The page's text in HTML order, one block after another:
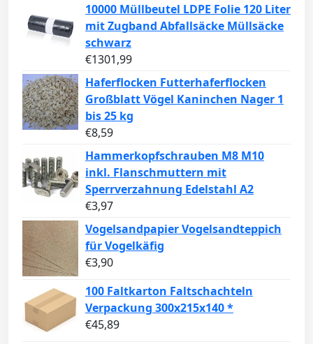
10000 Müllbeutel LDPE Folie 120 Liter
mit Zugband Abfallsäcke Müllsäcke
schwarz
€1301,99
Haferflocken Futterhaferflocken
Großblatt Vögel Kaninchen Nager 1
bis 25 kg
€8,59
Hammerkopfschrauben M8 M10
inkl. Flanschmuttern mit
Sperrverzahnung Edelstahl A2
€3,97
Vogelsandpapier Vogelsandteppich
für Vogelkäfig
€3,90
100 Faltkarton Faltschachteln
Verpackung 300x215x140 *
€45,89